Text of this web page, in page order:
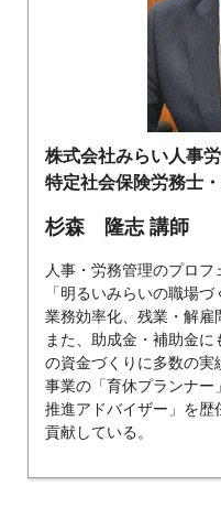
株式会社みらい人事
特定社会保険労務士
杉森 隆志 講師
人事・労務管理のプロフ
「明るいみらいの職場
業務効率化、残業・解雇
また、助成金・補助金
の資金づくりに多数の実
事業の「育休プランナ
推進アドバイザー」を歴
貢献している。